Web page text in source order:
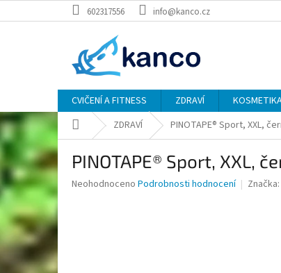
na
602317556 info@kanco.cz
CVIČENÍ A FITNESS ZDRAVÍ
Domů ZDRAVÍ PINOTAPE® Sport, XXL,
PINOTAPE® Sport, XXL,
Průměrné
Neohodnoceno Podrobnosti hodnocení Značka: